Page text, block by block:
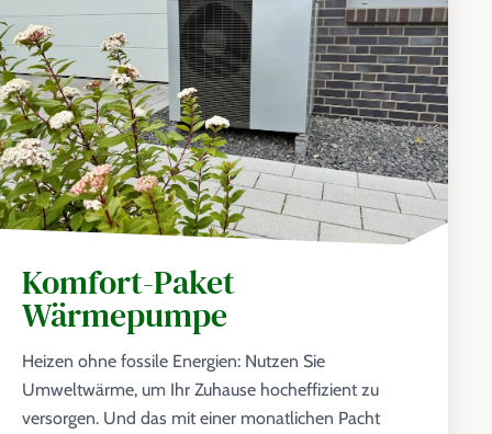
Komfort-Paket
Wärmepumpe
Heizen ohne fossile Energien: Nutzen Sie
Umweltwärme, um Ihr Zuhause hocheffizient zu
versorgen. Und das mit einer monatlichen Pacht